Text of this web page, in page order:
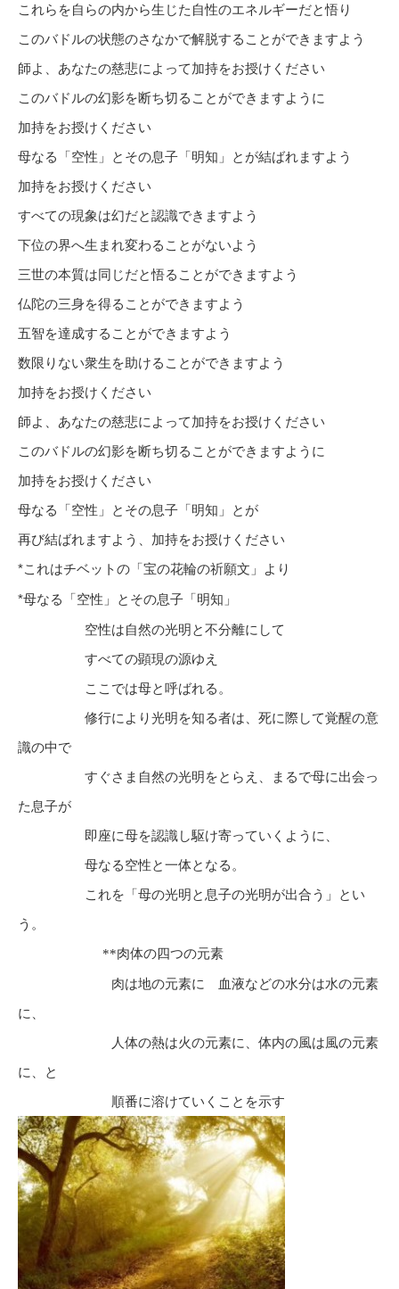
これらを自らの内から生じた自性のエネルギーだと悟り
このバドルの状態のさなかで解脱することができますよう
師よ、あなたの慈悲によって加持をお授けください
このバドルの幻影を断ち切ることができますように
加持をお授けください
母なる「空性」とその息子「明知」とが結ばれますよう
加持をお授けください
すべての現象は幻だと認識できますよう
下位の界へ生まれ変わることがないよう
三世の本質は同じだと悟ることができますよう
仏陀の三身を得ることができますよう
五智を達成することができますよう
数限りない衆生を助けることができますよう
加持をお授けください
師よ、あなたの慈悲によって加持をお授けください
このバドルの幻影を断ち切ることができますように
加持をお授けください
母なる「空性」とその息子「明知」とが
再び結ばれますよう、加持をお授けください
*これはチベットの「宝の花輪の祈願文」より
*母なる「空性」とその息子「明知」
空性は自然の光明と不分離にして
すべての顕現の源ゆえ
ここでは母と呼ばれる。
修行により光明を知る者は、死に際して覚醒の意
識の中で
すぐさま自然の光明をとらえ、まるで母に出会っ
た息子が
即座に母を認識し駆け寄っていくように、
母なる空性と一体となる。
これを「母の光明と息子の光明が出合う」とい
う。
**肉体の四つの元素
肉は地の元素に 血液などの水分は水の元素
に、
人体の熱は火の元素に、体内の風は風の元素
に、と
順番に溶けていくことを示す